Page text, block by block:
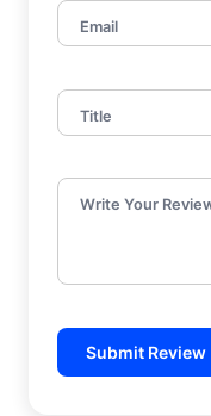
Email
Title
Write Your
Submit Review